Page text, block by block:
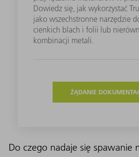
Dowiedz się, jak wykorzystać
jako wszechstronne narzędzie
cienkich blach i folii lub
kombinacji metali.
ŻĄDANIE
Do czego nadaje się spawanie